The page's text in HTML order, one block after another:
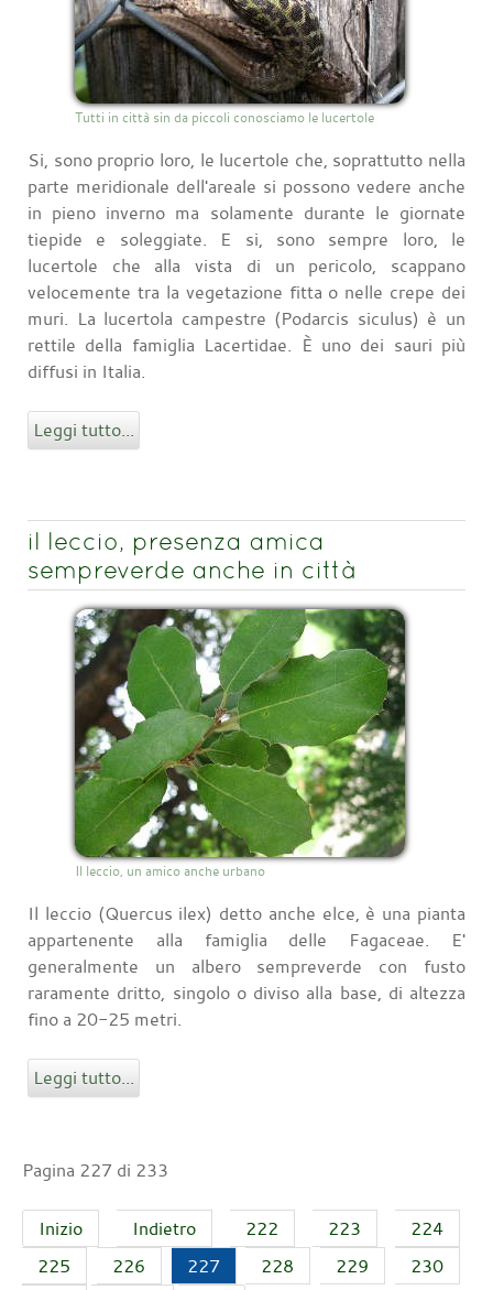
Tutti in città sin da piccoli conosciamo le lucertole
Si, sono proprio loro, le lucertole che, soprattutto nella
parte meridionale dell'areale si possono vedere anche
in pieno inverno ma solamente durante le giornate
tiepide e soleggiate. E si, sono sempre loro, le
lucertole che alla vista di un pericolo, scappano
velocemente tra la vegetazione fitta o nelle crepe dei
muri. La lucertola campestre (Podarcis siculus) è un
rettile della famiglia Lacertidae. È uno dei sauri più
diffusi in Italia.
Leggi tutto...
il leccio, presenza amica
sempreverde anche in città
Il leccio, un amico anche urbano
Il leccio (Quercus ilex) detto anche elce, è una pianta
appartenente alla famiglia delle Fagaceae. E'
generalmente un albero sempreverde con fusto
raramente dritto, singolo o diviso alla base, di altezza
fino a 20-25 metri.
Leggi tutto...
Pagina 227 di 233
Inizio Indietro 222 223
224
225
226 227 228 229
230